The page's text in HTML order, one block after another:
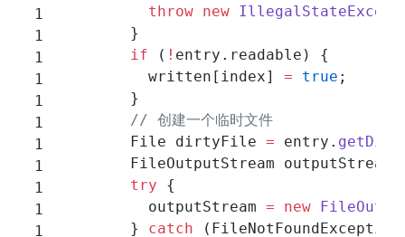
          throw
new
        }
        if
( ! entry.readable) {
          written[index]
= true ;
        }
        // 创建一个临时文件
        File dirtyFile
= entry.
        FileOutputStream outputStream;
        try
{
          outputStream
= new
        }
catch